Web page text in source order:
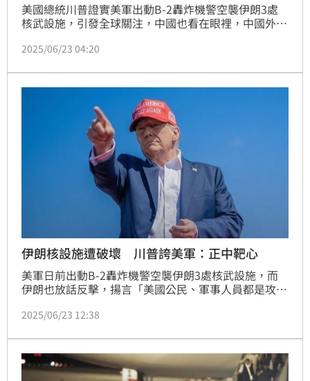
美國總統川普證實美軍出動B-2轟炸機警空襲伊朗3處
核武設施，引發全球關注，中國也看在眼裡，中國外交
為，對此，來自中國上海，和台灣老公結婚，長期定居
2025/06/23 04:20
伊朗核設施遭破壞 川普誇美軍：正中靶心
美軍日前出動B-2轟炸機警空襲伊朗3處核武設施，而
伊朗也放話反擊，揚言「美國公民、軍事人員都是攻擊
美國公民提高警惕。對此，美國總統川普今稍早發文
再貼切不過，「正中靶心！」
2025/06/23 12:38